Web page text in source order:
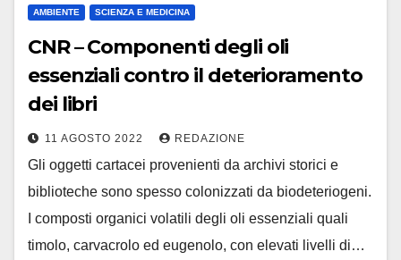
AMBIENTE SCIENZA E MEDICINA
CNR – Componenti degli oli
essenziali contro il deterioramento
dei libri
11 AGOSTO 2022 REDAZIONE
Gli oggetti cartacei provenienti da archivi storici e
biblioteche sono spesso colonizzati da biodeteriogeni.
I composti organici volatili degli oli essenziali quali
timolo, carvacrolo ed eugenolo, con elevati livelli di…